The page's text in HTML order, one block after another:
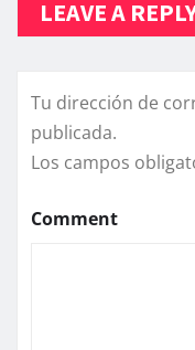
LEAVE A
Tu dirección de
publicada.
Los campos
Comment